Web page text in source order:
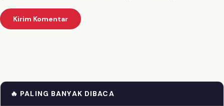
🔥 PALING BANYAK DIBACA